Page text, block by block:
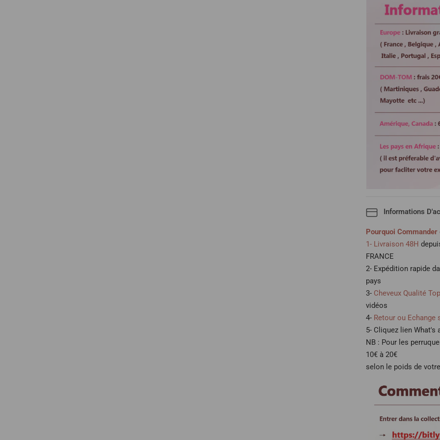
Informations
Pourquoi Commander
1- Livraison 48H
FRANCE
2- Expédition rapide
pays
3- Cheveux Qualité
vidéos
4- Retour ou
5- Cliquez lien
NB : Pour les
10€ à 20€
selon le poids de